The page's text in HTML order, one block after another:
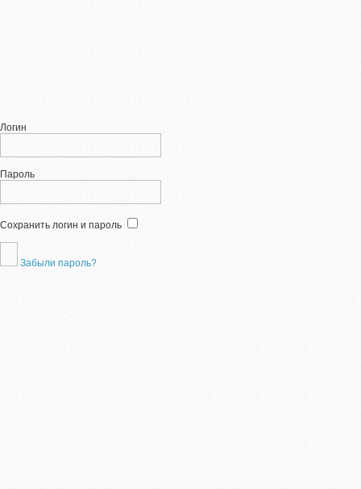
Логин
Пароль
Сохранить логин и пароль
Забыли пароль?